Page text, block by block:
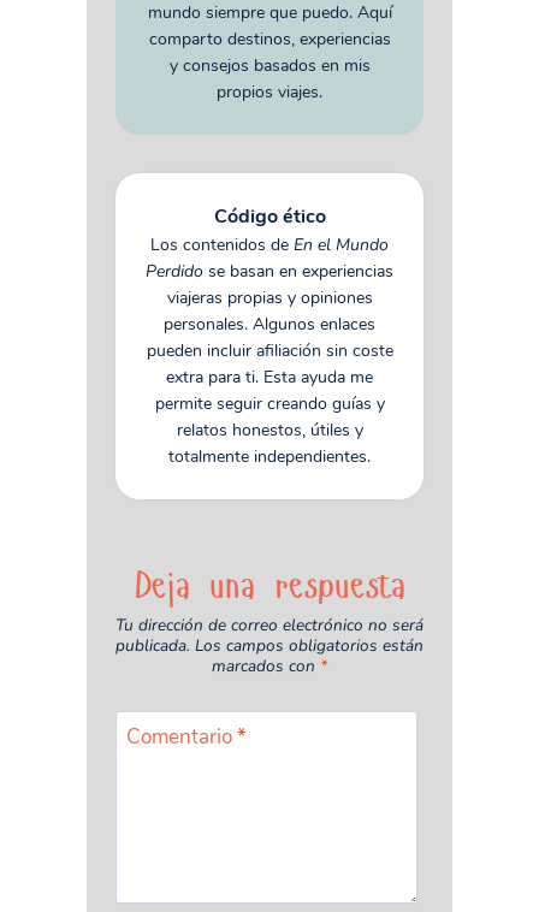
mundo siempre que puedo. Aquí
comparto destinos, experiencias
y consejos basados en mis
propios viajes.
Código ético
Los contenidos de En el Mundo
Perdido se basan en experiencias
viajeras propias y opiniones
personales. Algunos enlaces
pueden incluir afiliación sin coste
extra para ti. Esta ayuda me
permite seguir creando guías y
relatos honestos, útiles y
totalmente independientes.
Deja una respuesta
Tu dirección de correo electrónico no será
publicada. Los campos obligatorios están
marcados con *
Comentario*